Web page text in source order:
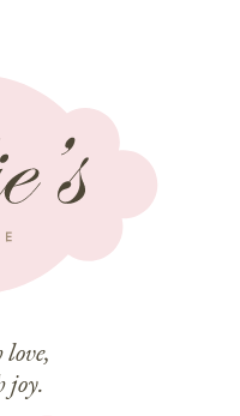
joy.